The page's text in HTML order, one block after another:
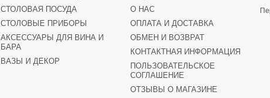
СТОЛОВАЯ ПОСУДА
СТОЛОВЫЕ ПРИБОРЫ
АКСЕССУАРЫ ДЛЯ ВИНА И
БАРА
ВАЗЫ И ДЕКОР
О НАС
ОПЛАТА И ДОСТАВКА
ОБМЕН И ВОЗВРАТ
КОНТАКТНАЯ ИНФОРМАЦИЯ
ПОЛЬЗОВАТЕЛЬСКОЕ
СОГЛАШЕНИЕ
ОТЗЫВЫ О МАГАЗИНЕ